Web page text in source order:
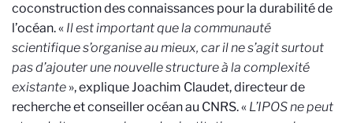
coconstruction des connaissances pour la durabilité de
l’océan. « Il est important que la communauté
scientifique s’organise au mieux, car il ne s’agit surtout
pas d’ajouter une nouvelle structure à la complexité
existante », explique Joachim Claudet, directeur de
recherche et conseiller océan au CNRS. « L’IPOS ne peut